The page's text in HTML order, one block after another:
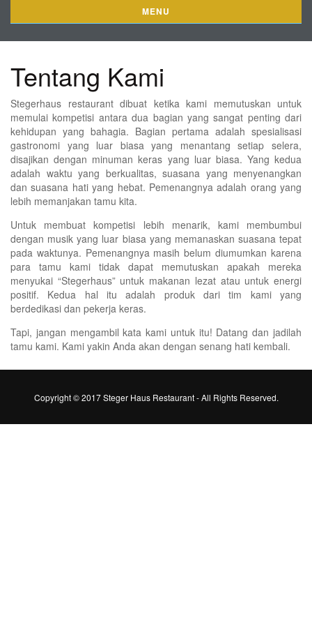
MENU
Tentang Kami
Stegerhaus restaurant dibuat ketika kami memutuskan untuk
memulai kompetisi antara dua bagian yang sangat penting dari
kehidupan yang bahagia. Bagian pertama adalah spesialisasi
gastronomi yang luar biasa yang menantang setiap selera,
disajikan dengan minuman keras yang luar biasa. Yang kedua
adalah waktu yang berkualitas, suasana yang menyenangkan
dan suasana hati yang hebat. Pemenangnya adalah orang yang
lebih memanjakan tamu kita.
Untuk membuat kompetisi lebih menarik, kami membumbui
dengan musik yang luar biasa yang memanaskan suasana tepat
pada waktunya. Pemenangnya masih belum diumumkan karena
para tamu kami tidak dapat memutuskan apakah mereka
menyukai “Stegerhaus” untuk makanan lezat atau untuk energi
positif. Kedua hal itu adalah produk dari tim kami yang
berdedikasi dan pekerja keras.
Tapi, jangan mengambil kata kami untuk itu! Datang dan jadilah
tamu kami. Kami yakin Anda akan dengan senang hati kembali.
Copyright © 2017 Steger Haus Restaurant - All Rights Reserved.